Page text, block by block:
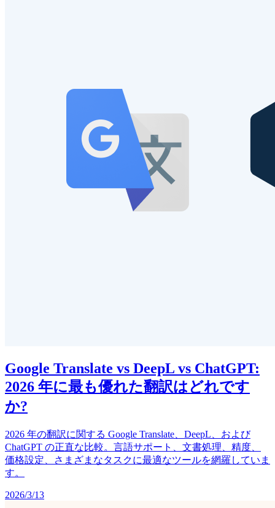
Google Translate vs DeepL vs ChatGPT:
2026 年に最も優れた翻訳はどれです
か?
2026 年の翻訳に関する Google Translate、DeepL、および
ChatGPT の正直な比較。言語サポート、文書処理、精度、
価格設定、さまざまなタスクに最適なツールを網羅していま
す。
2026/3/13